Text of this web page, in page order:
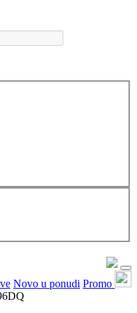
Novo u ponudi Promo